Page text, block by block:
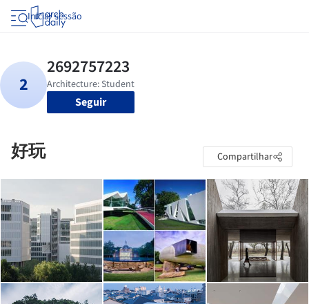
Iniciar sessão
Seguir
好玩 Compartilhar